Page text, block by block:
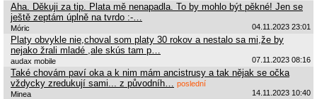
Aha. Děkuji za tip. Plata mě nenapadla. To by mohlo být pěkné! Jen se
ještě zeptám úplně na tvrdo :-…
Móric 04.11.2023 23:01
Platy obvykle nie,choval som platy 30 rokov a nestalo sa mi,že by
nejako žrali mladé ,ale skús tam p…
audax mobile 07.11.2023 08:16
Také chovám paví oka a k nim mám ancistrusy a tak nějak se očka
vždycky zredukují sami... z původníh…
poslední
Minea
14.11.2023 10:40